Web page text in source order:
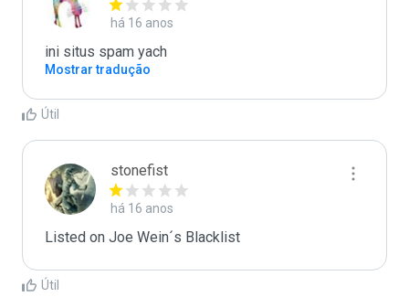
há 16 anos
ini situs spam yach
Mostrar tradução
Útil
stonefist
há 16 anos
Listed on Joe Wein´s Blacklist
Útil